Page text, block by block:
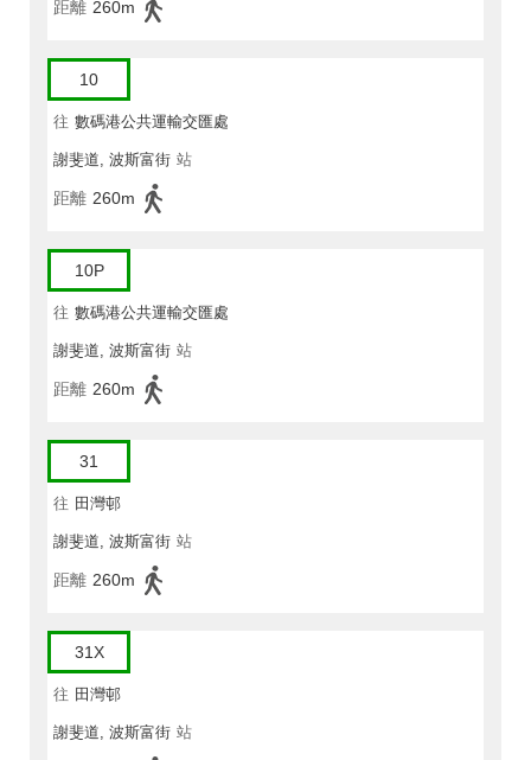
距離 260m
10
往 數碼港公共運輸交匯處
謝斐道, 波斯富街 站
距離 260m
10P
往 數碼港公共運輸交匯處
謝斐道, 波斯富街 站
距離 260m
31
往 田灣邨
謝斐道, 波斯富街 站
距離 260m
31X
往 田灣邨
謝斐道, 波斯富街 站